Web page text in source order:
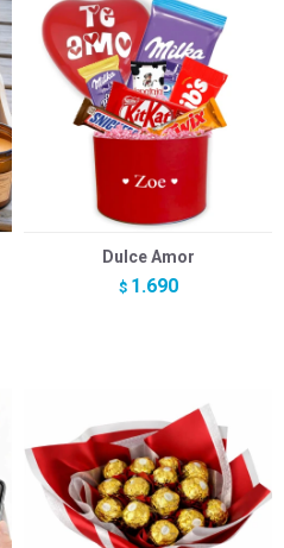
Dulce Amor
$ 1.690